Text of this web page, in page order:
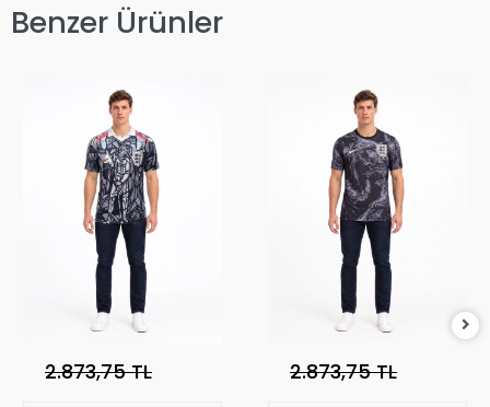
Benzer Ürünler
2.873,75 TL 2.873,75 TL